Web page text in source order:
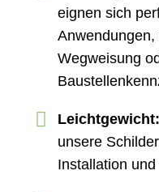
eignen sich
Wegweisung
unsere
Installation